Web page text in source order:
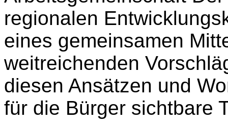
regionalen
eines gemeinsamen
weitreichenden
diesen Ansätzen und
für die Bürger sichtbare